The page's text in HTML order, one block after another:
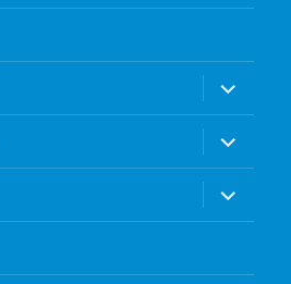
ouvrir
le
sous-
menu
ouvrir
le
sous-
menu
ouvrir
le
sous-